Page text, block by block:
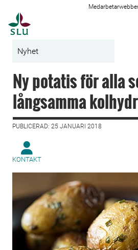
Nyhet
Ny potatis för alla
långsamma
PUBLICERAD: 25 JANUARI 2018
KONTAKT